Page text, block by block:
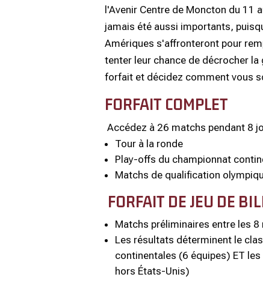
l'Avenir Centre de Moncton du 11
jamais été aussi importants,
Amériques s'affronteront pour
tenter leur chance de décrocher la
forfait et décidez comment vous
FORFAIT COMPLET
Accédez à 26 matchs pendant 8
Tour à la ronde
Play-offs du championnat
Matchs de qualification
FORFAIT DE JEU DE
Matchs préliminaires entre les
Les résultats déterminent le
continentales (6 équipes) ET
hors États-Unis)